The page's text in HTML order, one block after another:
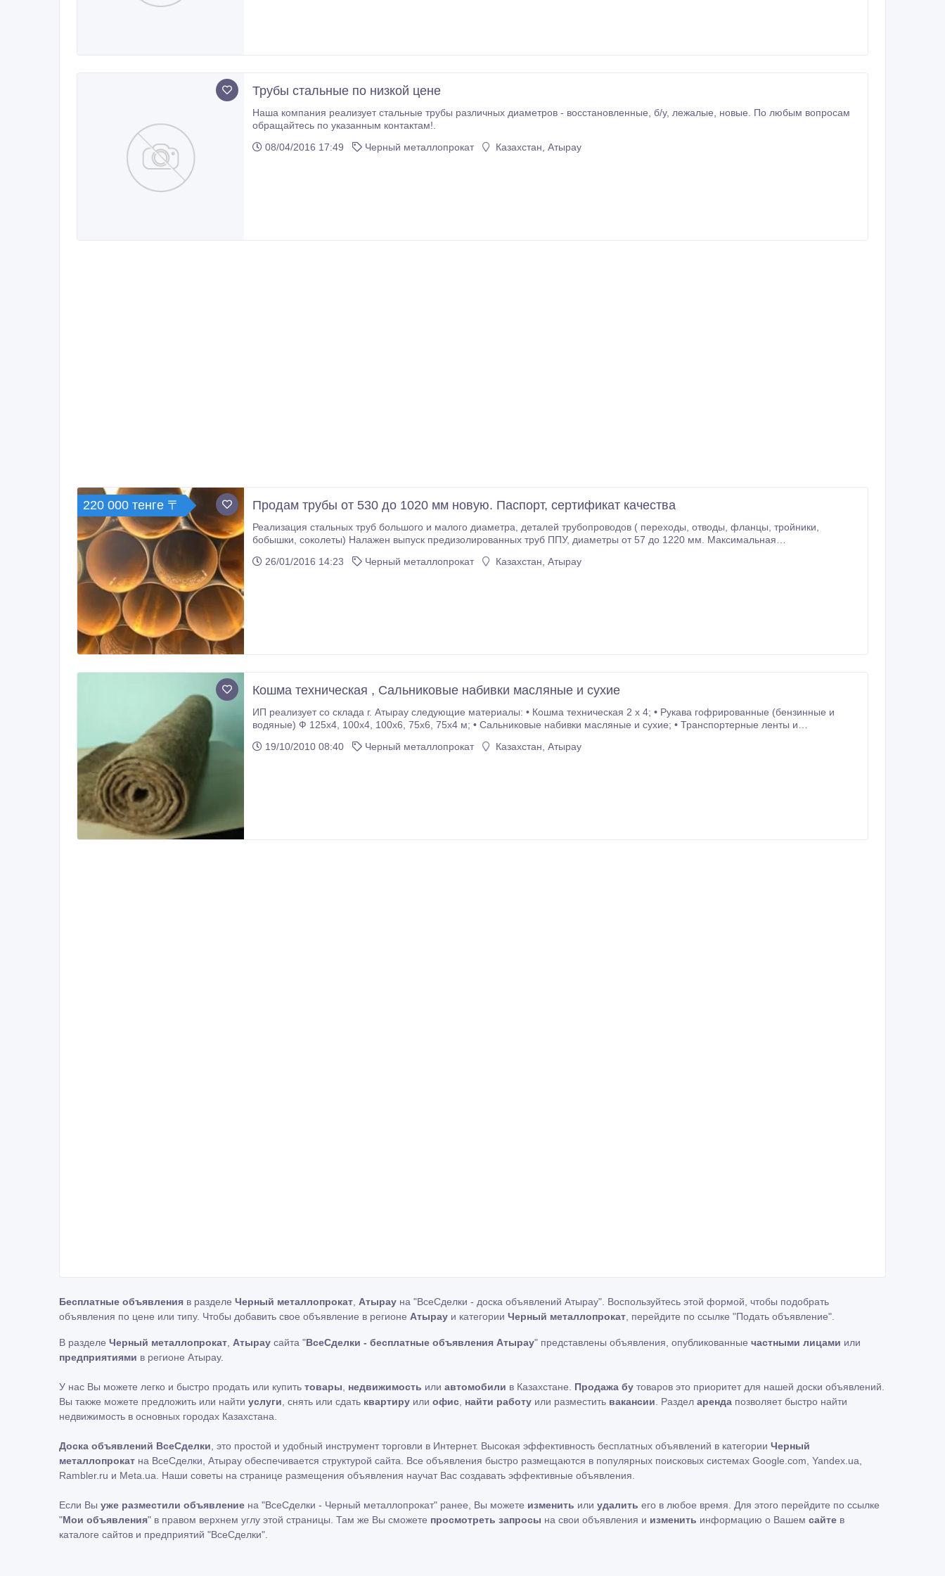
Трубы стальные по низкой цене
Наша компания реализует стальные трубы различных диаметров - восстановленные, б/у, лежалые, новые. По любым вопросам
обращайтесь по указанным контактам!.
08/04/2016 17:49
Черный металлопрокат Казахстан, Атырау
220 000 тенге 〒 Продам трубы от 530 до 1020 мм новую. Паспорт, сертификат качества
Реализация стальных труб большого и малого диаметра, деталей трубопроводов ( переходы, отводы, фланцы, тройники,
бобышки, соколеты) Налажен выпуск предизолированных труб ППУ, диаметры от 57 до 1220 мм. Максимальная
26/01/2016 14:23
Черный металлопрокат Казахстан, Атырау
Кошма техническая , Сальниковые набивки масляные и сухие
ИП реализует со склада г. Атырау следующие материалы: • Кошма техническая 2 х 4; • Рукава гофрированные (бензинные и
водяные) Ф 125х4, 100х4, 100х6, 75х6, 75х4 м; • Сальниковые набивки масляные и сухие; • Транспортерные ленты и
Чугунно-канализационные трубы, отводы, тройники, трап и т.
19/10/2010 08:40 Черный металлопрокат Казахстан, Атырау
Бесплатные объявления в разделе Черный металлопрокат Атырау на "ВсеСделки - доска объявлений Атырау". Воспользуйтесь этой формой, чтобы подобрать
объявления по цене или типу. Чтобы добавить свое объявление в регионе Атырау и категории Черный металлопрокат , перейдите по ссылке "Подать объявление"
В разделе Черный металлопрокат Атырау сайта "ВсеСделки - бесплатные объявления Атырау" представлены объявления, опубликованные частными лицами или
предприятиями в регионе Атырау.
У нас Вы можете легко и быстро продать или купить товары недвижимость или автомобили в Казахстане. Продажа бу товаров это приоритет для нашей доски объявлений.
Вы также можете предложить или найти услуги , снять или сдать квартиру или офис найти работу или разместить вакансии . Раздел аренда позволяет быстро найти
недвижимость в основных городах Казахстана.
Доска объявлений ВсеСделки , это простой и удобный инструмент торговли в Интернет. Высокая эффективность бесплатных объявлений в категории Черный
металлопрокат на ВсеСделки, Атырау обеспечивается структурой сайта. Все объявления быстро размещаются в популярных поисковых системах Google.com, Yandex.ua,
Rambler.ru и Meta.ua. Наши советы на странице размещения объявления научат Вас создавать эффективные объявления.
Если Вы уже разместили объявление на "ВсеСделки - Черный металлопрокат" ранее, Вы можете изменить или удалить его в любое время. Для этого перейдите по ссылке
"Мои объявления" в правом верхнем углу этой страницы. Там же Вы сможете просмотреть запросы на свои объявления и изменить информацию о Вашем сайте в
каталоге сайтов и предприятий "ВсеСделки".